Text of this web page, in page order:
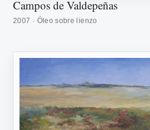
Campos de Valdepeñas
2007 · Óleo sobre lienzo